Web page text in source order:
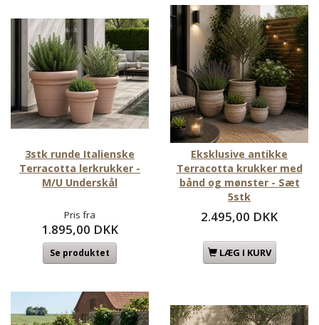
3stk runde Italienske
Terracotta lerkrukker -
M/U Underskål
Pris fra
1.895,00 DKK
Se produktet
Eksklusive antikke
Terracotta krukker med
bånd og mønster - Sæt
5stk
2.495,00 DKK
LÆG I KURV